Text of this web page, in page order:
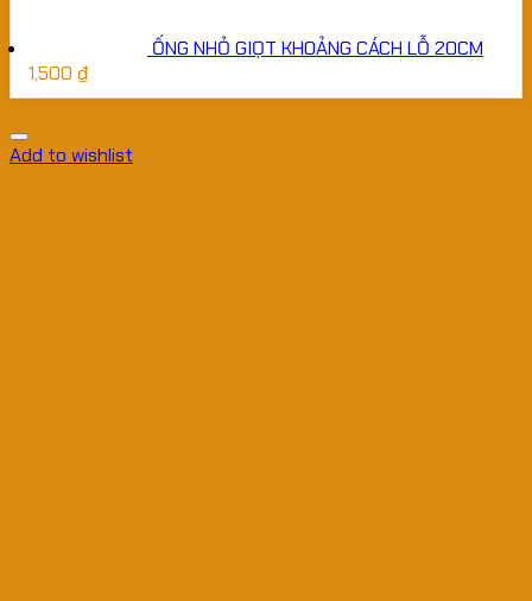
ỐNG NHỎ GIỌT KHOẢNG CÁCH LỖ 20CM
1,500 ₫
Add to wishlist